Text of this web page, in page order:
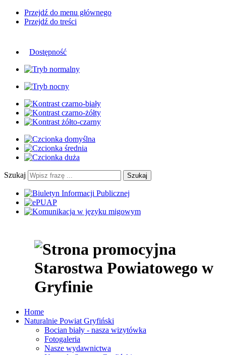
Przejdź do menu głównego
Przejdź do treści
Dostępność
Szukaj Szukaj
Home
Naturalnie Powiat Gryfiński
Bocian biały - nasza wizytówka
Fotogaleria
Nasze wydawnictwa